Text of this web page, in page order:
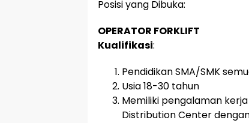
Posisi yang Dibuka:
OPERATOR FORKLIFT
Kualifikasi:
Pendidikan SMA/SMK
Usia 18-30 tahun
Memiliki pengalaman
Distribution Center